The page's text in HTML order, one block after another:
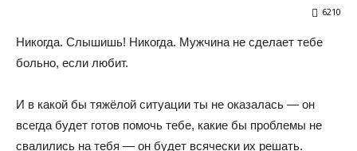
6210
Никогда. Слышишь! Никогда. Мужчина не сделает тебе
больно, если любит.
И в какой бы тяжёлой ситуации ты не оказалась — он
всегда будет готов помочь тебе, какие бы проблемы не
свалились на тебя — он будет всячески их решать.